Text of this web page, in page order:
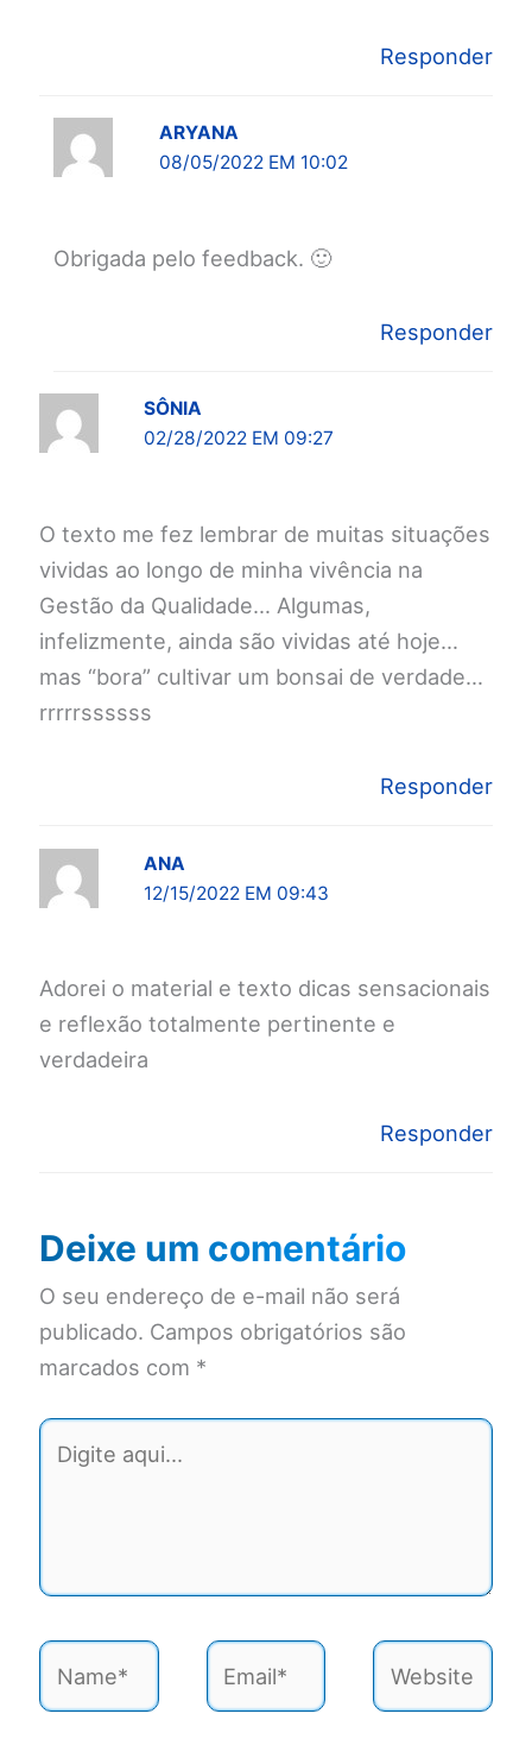
Responder
ARYANA
08/05/2022 EM 10:02
Obrigada pelo feedback. 🙂
Responder
SÔNIA
02/28/2022 EM 09:27
O texto me fez lembrar de muitas situações
vividas ao longo de minha vivência na
Gestão da Qualidade… Algumas,
infelizmente, ainda são vividas até hoje…
mas “bora” cultivar um bonsai de verdade…
rrrrrssssss
Responder
ANA
12/15/2022 EM 09:43
Adorei o material e texto dicas sensacionais
e reflexão totalmente pertinente e
verdadeira
Responder
Deixe um comentário
O seu endereço de e-mail não será
publicado. Campos obrigatórios são
marcados com *
Digite
aqui...
Name* Email* Website